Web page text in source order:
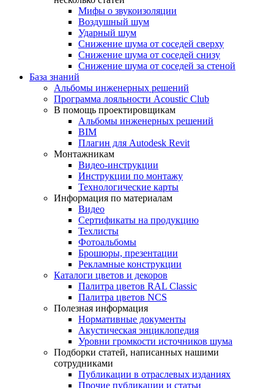
Мифы о звукоизоляции
Воздушный шум
Ударный шум
Снижение шума от соседей сверху
Снижение шума от соседей снизу
Снижение шума от соседей за стеной
База знаний
Альбомы инженерных решений
Программа лояльности Acoustic Club
В помощь проектировщикам
Альбомы инженерных решений
BIM
Плагин для Autodesk Revit
Монтажникам
Видео-инструкции
Инструкции по монтажу
Технологические карты
Информация по материалам
Видео
Сертификаты на продукцию
Техлисты
Фотоальбомы
Брошюры, презентации
Рекламные конструкции
Каталоги цветов и декоров
Палитра цветов RAL Сlassic
Палитра цветов NCS
Полезная информация
Нормативные документы
Акустическая энциклопедия
Уровни громкости источников шума
Подборки статей, написанных нашими
сотрудниками
Публикации в отраслевых изданиях
Прочие публикации и статьи